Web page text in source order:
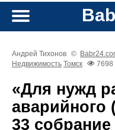
Андрей Тихонов ©
Недвижимость Томск 7698
«Для нужд
33 собрание